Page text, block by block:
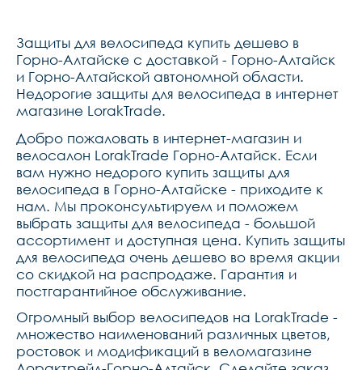
Защиты для велосипеда купить дешево в
Горно-Алтайске с доставкой - Горно-Алтайск
и Горно-Алтайской автономной области.
Недорогие защиты для велосипеда в интернет
магазине LorakTrade.
Добро пожаловать в интернет-магазин и
велосалон LorakTrade Горно-Алтайск. Если
вам нужно недорого купить защиты для
велосипеда в Горно-Алтайске - приходите к
нам. Мы проконсультируем и поможем
выбрать защиты для велосипеда - большой
ассортимент и доступная цена. Купить защиты
для велосипеда очень дешево во время акции
со скидкой на распродаже. Гарантия и
постгарантийное обслуживание.
Огромный выбор велосипедов на LorakTrade -
множество наименований различных цветов,
ростовок и модификаций в веломагазине